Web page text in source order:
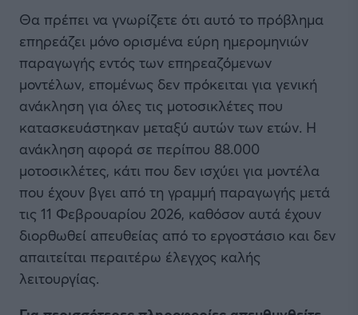
Θα πρέπει να γνωρίζετε ότι αυτό το πρόβλημα
επηρεάζει μόνο ορισμένα εύρη ημερομηνιών
παραγωγής εντός των επηρεαζόμενων
μοντέλων, επομένως δεν πρόκειται για γενική
ανάκληση για όλες τις μοτοσικλέτες που
κατασκευάστηκαν μεταξύ αυτών των ετών. Η
ανάκληση αφορά σε περίπου 88.000
μοτοσικλέτες, κάτι που δεν ισχύει για μοντέλα
που έχουν βγει από τη γραμμή παραγωγής μετά
τις 11 Φεβρουαρίου 2026, καθόσον αυτά έχουν
διορθωθεί απευθείας από το εργοστάσιο και δεν
απαιτείται περαιτέρω έλεγχος καλής
λειτουργίας.